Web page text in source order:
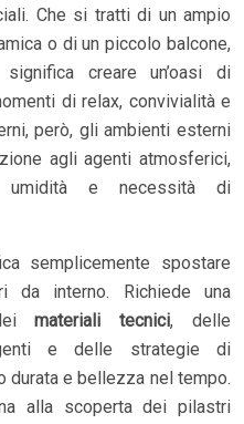
Che si tratti di un ampio
o di un piccolo balcone,
creare un’oasi di
di relax, convivialità e
però, gli ambienti esterni
agli agenti atmosferici,
umidità e necessità di
semplicemente spostare
da interno. Richiede una
deimateriali tecnici, delle
e delle strategie di
durata e bellezza nel tempo.
alla scoperta dei pilastri